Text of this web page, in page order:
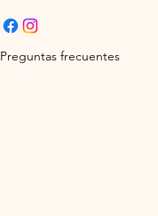
Preguntas frecuentes